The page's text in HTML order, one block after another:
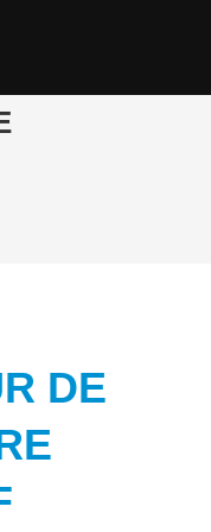
DE